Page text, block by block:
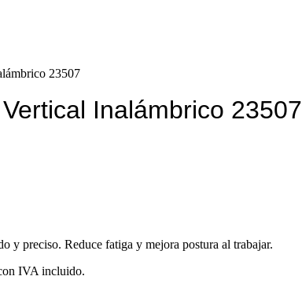
23507
Inalámbrico 23507
y preciso. Reduce fatiga y mejora postura al trabajar.
IVA incluido.